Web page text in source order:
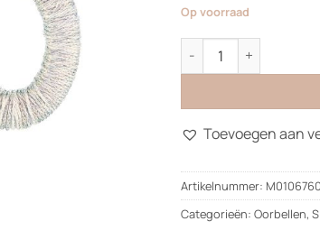
Op voorraad
Metallic Earrings aantal
Toevoegen aan
Artikelnummer:
Categorieën: Oorbellen,